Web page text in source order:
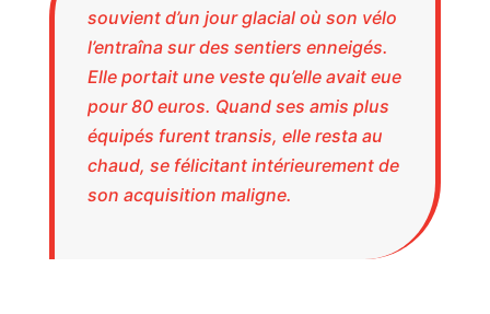
souvient d’un jour glacial où son vélo
l’entraîna sur des sentiers enneigés.
Elle portait une veste qu’elle avait eue
pour 80 euros. Quand ses amis plus
équipés furent transis, elle resta au
chaud, se félicitant intérieurement de
son acquisition maligne.